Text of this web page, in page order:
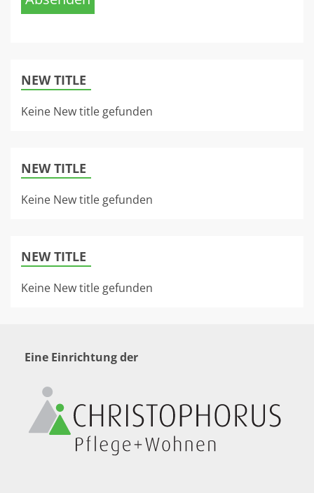
NEW TITLE
Keine New title gefunden
NEW TITLE
Keine New title gefunden
NEW TITLE
Keine New title gefunden
Eine Einrichtung der